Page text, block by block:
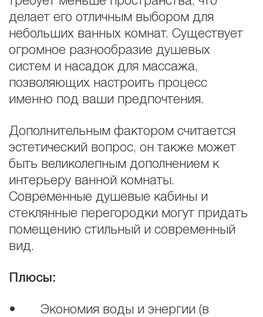
делает его отличным выбором для
небольших ванных комнат. Существует
огромное разнообразие душевых
систем и насадок для массажа,
позволяющих настроить процесс
именно под ваши предпочтения.
Дополнительным фактором считается
эстетический вопрос, он также может
быть великолепным дополнением к
интерьеру ванной комнаты.
Современные душевые кабины и
стеклянные перегородки могут придать
помещению стильный и современный
вид.
Плюсы:
• Экономия воды и энергии (в